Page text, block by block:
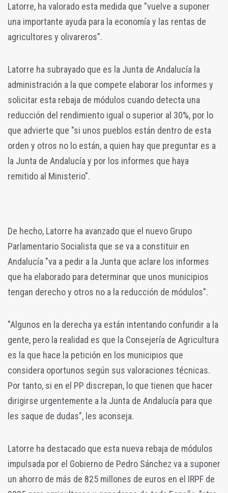
Latorre, ha valorado esta medida que "vuelve a suponer
una importante ayuda para la economía y las rentas de
agricultores y olivareros".
Latorre ha subrayado que es la Junta de Andalucía la
administración a la que compete elaborar los informes y
solicitar esta rebaja de módulos cuando detecta una
reducción del rendimiento igual o superior al 30%, por lo
que advierte que "si unos pueblos están dentro de esta
orden y otros no lo están, a quien hay que preguntar es a
la Junta de Andalucía y por los informes que haya
remitido al Ministerio".
De hecho, Latorre ha avanzado que el nuevo Grupo
Parlamentario Socialista que se va a constituir en
Andalucía "va a pedir a la Junta que aclare los informes
que ha elaborado para determinar que unos municipios
tengan derecho y otros no a la reducción de módulos".
"Algunos en la derecha ya están intentando confundir a la
gente, pero la realidad es que la Consejería de Agricultura
es la que hace la petición en los municipios que
considera oportunos según sus valoraciones técnicas.
Por tanto, si en el PP discrepan, lo que tienen que hacer
dirigirse urgentemente a la Junta de Andalucía para que
les saque de dudas", les aconseja.
Latorre ha destacado que esta nueva rebaja de módulos
impulsada por el Gobierno de Pedro Sánchez va a suponer
un ahorro de más de 825 millones de euros en el IRPF de